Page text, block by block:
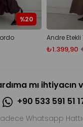
%20
Andre
₺1.399,90
mı ihtiyacın
+90 533 591 51
Whatsapp